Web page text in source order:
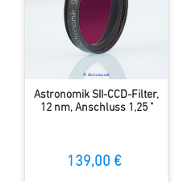
Astronomik SII-CCD-Filter,
12 nm, Anschluss 1,25 "
139,00 €